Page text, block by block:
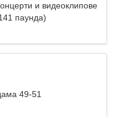
и видеоклипове
паунда)
49-51